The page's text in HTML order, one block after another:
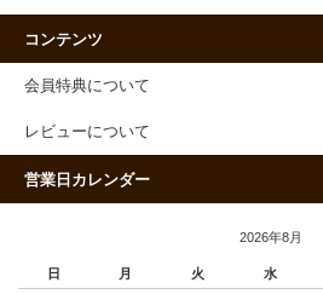
コンテンツ
会員特典について
レビューについて
営業日カレンダー
2026年8月
日 月 火 水